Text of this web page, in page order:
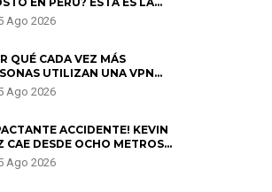
Ago 2026
QUÉ CADA VEZ MÁS
UTILIZAN UNA VPN
PROTEGER SU
Ago 2026
ACCIDENTE! KEVIN
CAE DESDE OCHO METROS
ES GUERRA” Y GENERA
Ago 2026